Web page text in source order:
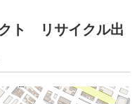
ト リサイクル出